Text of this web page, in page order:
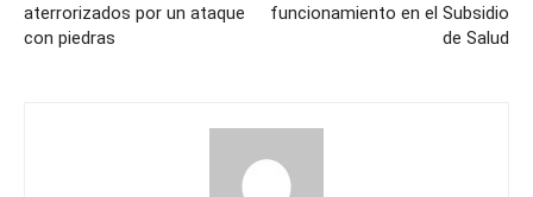
aterrorizados por un ataque
con piedras
funcionamiento en el Subsidio
de Salud